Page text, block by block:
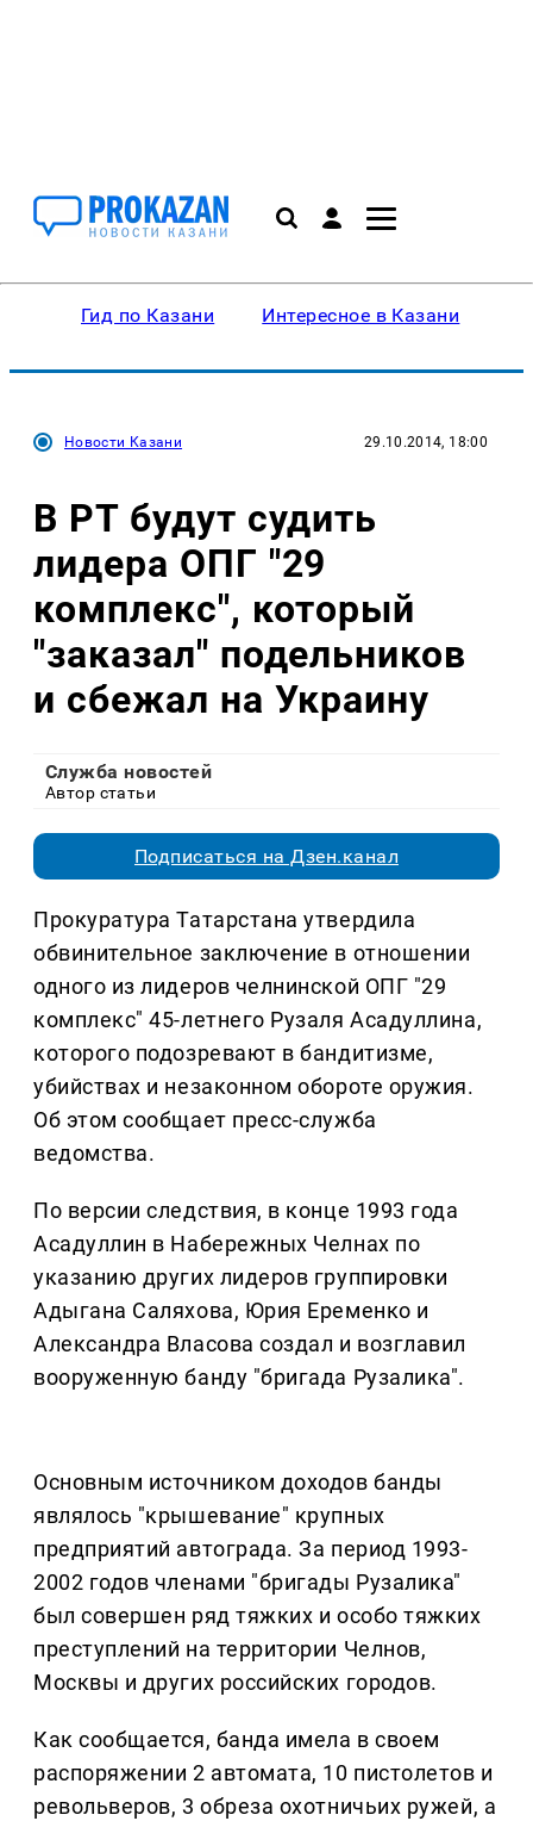
Гид по Казани Интересное в Казани
Новости Казани 29.10.2014, 18:00
В РТ будут судить
лидера ОПГ "29
комплекс", который
"заказал" подельников
и сбежал на Украину
Служба новостей
Автор статьи
Подписаться на Дзен.канал
Прокуратура Татарстана утвердила
обвинительное заключение в отношении
одного из лидеров челнинской ОПГ "29
комплекс" 45-летнего Рузаля Асадуллина,
которого подозревают в бандитизме,
убийствах и незаконном обороте оружия.
Об этом сообщает пресс-служба
ведомства.
По версии следствия, в конце 1993 года
Асадуллин в Набережных Челнах по
указанию других лидеров группировки
Адыгана Саляхова, Юрия Еременко и
Александра Власова создал и возглавил
вооруженную банду "бригада Рузалика".
Основным источником доходов банды
являлось "крышевание" крупных
предприятий автограда. За период 1993-
2002 годов членами "бригады Рузалика"
был совершен ряд тяжких и особо тяжких
преступлений на территории Челнов,
Москвы и других российских городов.
Как сообщается, банда имела в своем
распоряжении 2 автомата, 10 пистолетов и
револьверов, 3 обреза охотничьих ружей, а